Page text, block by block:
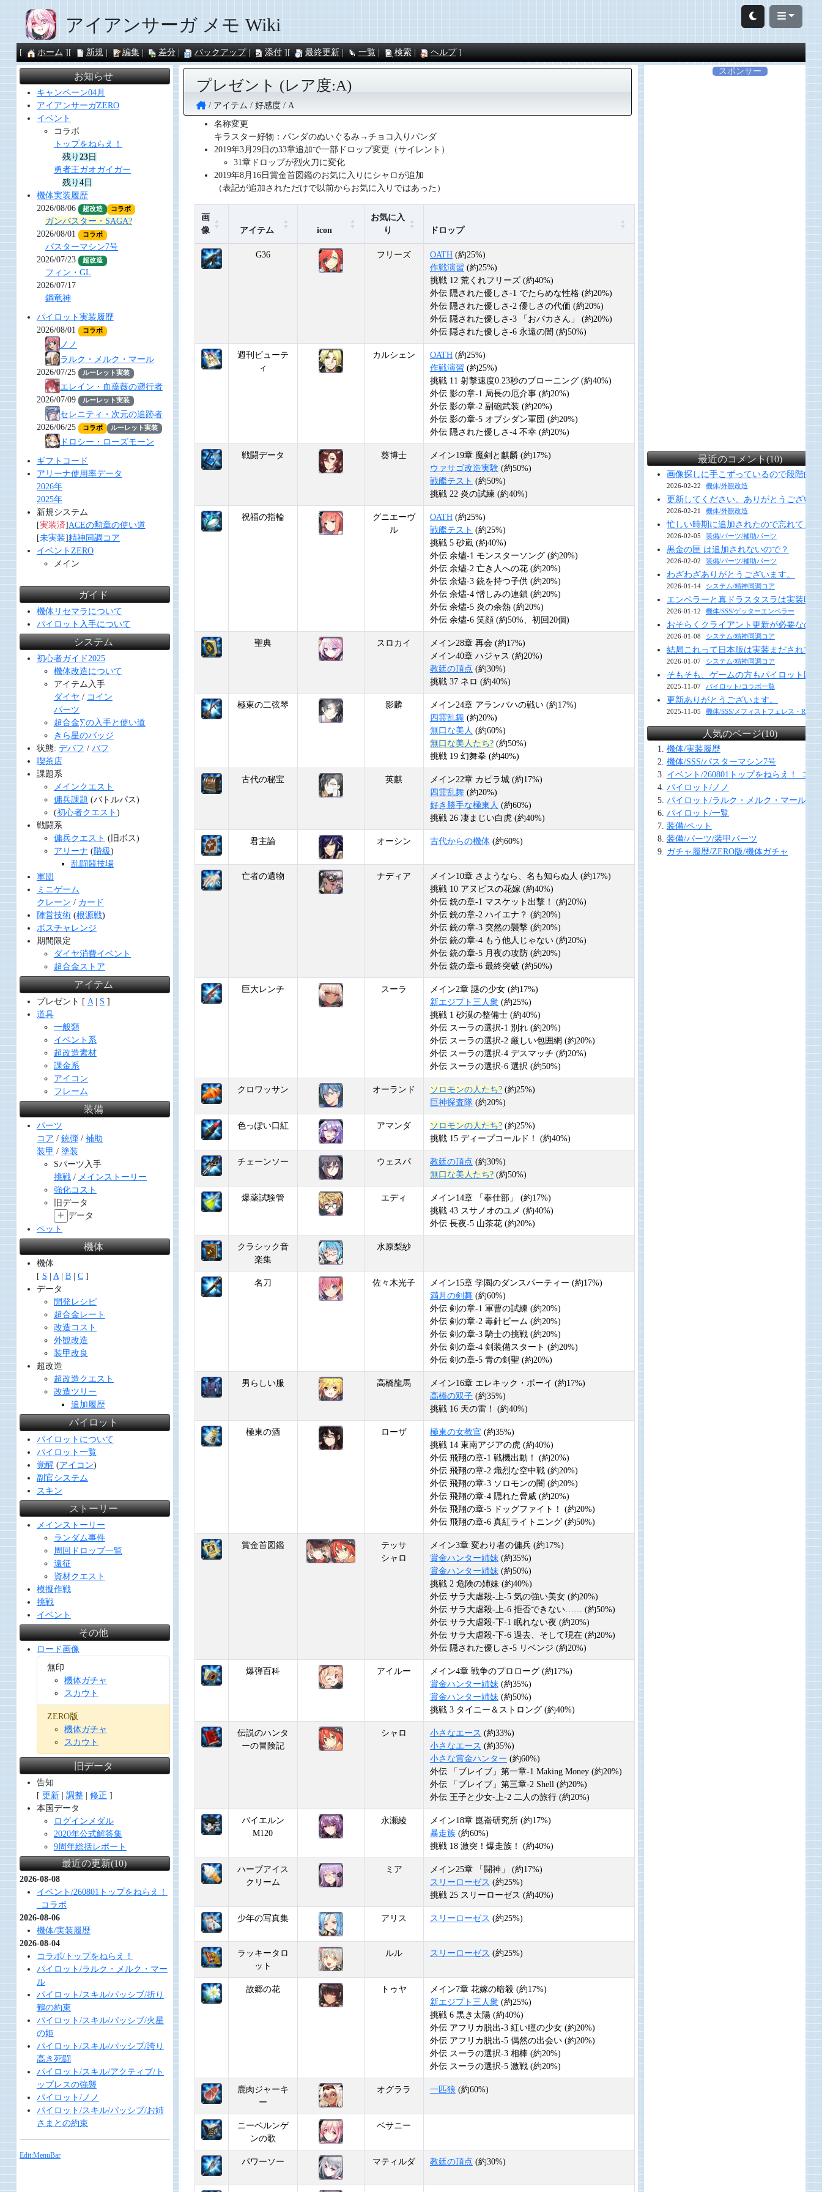
アイアンサーガ メモ Wiki
ホーム 新規 編集 差分 バックアップ 添付 最終更新 一覧 検索 ヘルプ
プレゼント (レア度:A)
アイテム 好感度
A
名称変更
キラスター好物：パンダのぬいぐるみ→チョコ入りパンダ
2019年3月29日の33章追加で一部ドロップ変更（サイレント）
31章ドロップが烈火刀に変化
2019年8月16日賞金首図鑑のお気に入りにシャロが追加
（表記が追加されただけで以前からお気に入りではあった）
画
像
アイテム icon
お気に入
り
ドロップ
G36 フリーズ OATH(約25%)
作戦演習 (約25%)
挑戦 12 荒くれフリーズ (約40%)
外伝 隠された優しさ-1 でたらめな性格 (約20%)
外伝 隠された優しさ-2 優しさの代価 (約20%)
外伝 隠された優しさ-3 「おバカさん」 (約20%)
外伝 隠された優しさ-6 永遠の闇 (約50%)
週刊ビューテ
ィ
カルシェン OATH(約25%)
作戦演習 (約25%)
挑戦 11 射撃速度0.23秒のブローニング (約40%)
外伝 影の章-1 局長の厄介事 (約20%)
外伝 影の章-2 副砲武装 (約20%)
外伝 影の章-5 オブシダン軍団 (約20%)
外伝 隠された優しさ-4 不幸 (約20%)
戦闘データ 葵博士
メイン19章 魔剣と麒麟 (約17%)
ウァサゴ改造実験(約50%)
戦艦テスト (約50%)
挑戦 22 炎の試練 (約40%)
祝福の指輪
グニエーヴ
ル
OATH(約25%)
戦艦テスト (約25%)
挑戦 5 砂嵐 (約40%)
外伝 余燼-1 モンスターソング (約20%)
外伝 余燼-2 亡き人への花 (約20%)
外伝 余燼-3 銃を持つ子供 (約20%)
外伝 余燼-4 憎しみの連鎖 (約20%)
外伝 余燼-5 炎の余熱 (約20%)
外伝 余燼-6 笑顔 (約50%、初回20個)
聖典 スロカイ
メイン28章 再会 (約17%)
メイン40章 ハジャス (約20%)
教廷の頂点 (約30%)
挑戦 37 ネロ (約40%)
極東の二弦琴 影麟
メイン24章 アランバハの戦い (約17%)
四霊乱舞(約20%)
無口な美人 (約60%)
無口な美人たち?(約50%)
挑戦 19 幻舞拳 (約40%)
古代の秘宝 英麒
メイン22章 カピラ城 (約17%)
四霊乱舞(約20%)
好き勝手な極東人 (約60%)
挑戦 26 凄まじい白虎 (約40%)
君主論 オーシン 古代からの機体(約60%)
亡者の遺物 ナディア
メイン10章 さようなら、名も知らぬ人 (約17%)
挑戦 10 アヌビスの花嫁 (約40%)
外伝 銃の章-1 マスケット出撃！ (約20%)
外伝 銃の章-2 ハイエナ？ (約20%)
外伝 銃の章-3 突然の襲撃 (約20%)
外伝 銃の章-4 もう他人じゃない (約20%)
外伝 銃の章-5 月夜の攻防 (約20%)
外伝 銃の章-6 最終突破 (約50%)
巨大レンチ スーラ
メイン2章 謎の少女 (約17%)
新エジプト三人衆(約25%)
挑戦 1 砂漠の整備士 (約40%)
外伝 スーラの選択-1 別れ (約20%)
外伝 スーラの選択-2 厳しい包囲網 (約20%)
外伝 スーラの選択-4 デスマッチ (約20%)
外伝 スーラの選択-6 選択 (約50%)
クロワッサン オーランド ソロモンの人たち?(約25%)
巨神探査隊(約20%)
色っぽい口紅 アマンダ ソロモンの人たち?(約25%)
挑戦 15 ディープコールド！ (約40%)
チェーンソー ウェスパ 教廷の頂点 (約30%)
無口な美人たち?(約50%)
爆薬試験管 エディ
メイン14章 「奉仕部」 (約17%)
挑戦 43 スサノオのユメ (約40%)
外伝 長夜-5 山茶花 (約20%)
クラシック音
楽集
水原梨紗
名刀 佐々木光子
メイン15章 学園のダンスパーティー (約17%)
満月の剣舞(約60%)
外伝 剣の章-1 軍曹の試練 (約20%)
外伝 剣の章-2 毒針ビーム (約20%)
外伝 剣の章-3 騎士の挑戦 (約20%)
外伝 剣の章-4 剣装備スタート (約20%)
外伝 剣の章-5 青の剣聖 (約20%)
男らしい服 高橋龍馬
メイン16章 エレキック・ボーイ (約17%)
高橋の双子(約35%)
挑戦 16 天の雷！ (約40%)
極東の酒 ローザ 極東の女教官 (約35%)
挑戦 14 東南アジアの虎 (約40%)
外伝 飛翔の章-1 戦機出動！ (約20%)
外伝 飛翔の章-2 熾烈な空中戦 (約20%)
外伝 飛翔の章-3 ソロモンの闇 (約20%)
外伝 飛翔の章-4 隠れた脅威 (約20%)
外伝 飛翔の章-5 ドッグファイト！ (約20%)
外伝 飛翔の章-6 真紅ライトニング (約50%)
賞金首図鑑
テッサ
シャロ
メイン3章 変わり者の傭兵 (約17%)
賞金ハンター姉妹 (約35%)
賞金ハンター姉妹 (約50%)
挑戦 2 危険の姉妹 (約40%)
外伝 サラ大虐殺-上-5 気の強い美女 (約20%)
外伝 サラ大虐殺-上-6 拒否できない…… (約50%)
外伝 サラ大虐殺-下-1 眠れない夜 (約20%)
外伝 サラ大虐殺-下-6 過去、そして現在 (約20%)
外伝 隠された優しさ-5 リベンジ (約20%)
爆弾百科 アイルー
メイン4章 戦争のプロローグ (約17%)
賞金ハンター姉妹 (約35%)
賞金ハンター姉妹 (約50%)
挑戦 3 タイニー＆ストロング (約40%)
伝説のハンタ
ーの冒険記
シャロ 小さなエース (約33%)
小さなエース (約35%)
小さな賞金ハンター (約60%)
外伝 「ブレイブ」第一章-1 Making Money (約20%)
外伝 「ブレイブ」第三章-2 Shell (約20%)
外伝 王子と少女-上-2 二人の旅行 (約20%)
バイエルン
M120
永瀬綾
メイン18章 崑崙研究所 (約17%)
暴走族(約60%)
挑戦 18 激突！爆走族！ (約40%)
ハーブアイス
クリーム
ミア
メイン25章 「闘神」 (約17%)
スリーローゼス (約25%)
挑戦 25 スリーローゼス (約40%)
少年の写真集 アリス スリーローゼス (約25%)
ラッキータロ
ット
ルル スリーローゼス (約25%)
故郷の花 トゥヤ
メイン7章 花嫁の暗殺 (約17%)
新エジプト三人衆(約25%)
挑戦 6 黒き太陽 (約40%)
外伝 アフリカ脱出-3 紅い瞳の少女 (約20%)
外伝 アフリカ脱出-5 偶然の出会い (約20%)
外伝 スーラの選択-3 相棒 (約20%)
外伝 スーラの選択-5 激戦 (約20%)
鹿肉ジャーキ
ー
オグララ 一匹狼 (約60%)
ニーベルンゲ
ンの歌
ベサニー
パワーソー マティルダ 教廷の頂点 (約30%)
お知らせ
キャンペーン04月
アイアンサーガZERO
イベント
コラボ
トップをねらえ！
残り 23日
勇者王ガオガイガー
残り 4日
機体実装履歴
2026/08/06
超改造 コラボ
ガンバスター・SAGA?
2026/08/01
コラボ
バスターマシン7号
2026/07/23
超改造
フィン・GL
2026/07/17
鋼竜神
パイロット実装履歴
2026/08/01
コラボ
ノノ
ラルク・メルク・マール
2026/07/25
ルーレット実装
エレイン・血薔薇の遡行者
2026/07/09
ルーレット実装
セレニティ・次元の追跡者
2026/06/25
コラボ ルーレット実装
ドロシー・ローズモーン
ギフトコード
アリーナ使用率データ
2026年
2025年
新規システム
[実装済]ACEの勲章の使い道
[未実装]精神同調コア
イベントZERO
メイン
ガイド
機体リセマラについて
パイロット入手について
システム
初心者ガイド2025
機体改造について
アイテム入手
ダイヤ / コイン
パーツ
超合金∑の入手と使い道
きら星のバッジ
状態: デバフ / バフ
喫茶店
課題系
メインクエスト
傭兵課題 (バトルパス)
(初心者クエスト )
戦闘系
傭兵クエスト (旧ボス)
アリーナ (階級)
乱闘競技場
軍団
ミニゲーム
クレーン / カード
陣営技術(根源戦)
ボスチャレンジ
期間限定
ダイヤ消費イベント
超合金ストア
アイテム
プレゼント [ A| S ]
道具
一般類
イベント系
超改造素材
課金系
アイコン
フレーム
装備
パーツ
コア / 銃弾/ 補助
装甲 / 塗装
Sパーツ入手
挑戦/ メインストーリー
強化コスト
旧データ
データ
ペット
機体
機体
[ S A| B| C]
データ
開発レシピ
超合金レート
改造コスト
外観改造
装甲改良
超改造
超改造クエスト
改造ツリー
追加履歴
パイロット
パイロットについて
パイロット一覧
覚醒 (アイコン)
副官システム
スキン
ストーリー
メインストーリー
ランダム事件
周回ドロップ一覧
遠征
資材クエスト
模擬作戦
挑戦
イベント
その他
ロード画像
無印
機体ガチャ
スカウト
ZERO版
機体ガチャ
スカウト
旧データ
告知
[ 更新| 調整| 修正 ]
本国データ
ログインメダル
2020年公式解答集
9周年総括レポート
最近の更新(10)
2026-08-08
イベント/260801トップをねらえ！
_コラボ
2026-08-06
機体/実装履歴
2026-08-04
コラボ/トップをねらえ！
パイロット/ラルク・メルク・マー
ル
パイロット/スキル/パッシブ/折り
鶴の約束
パイロット/スキル/パッシブ/火星
の姫
パイロット/スキル/パッシブ/誇り
高き死闘
パイロット/スキル/アクティブ/ト
ップレスの強襲
パイロット/ノノ
パイロット/スキル/パッシブ/お姉
さまとの約束
Edit:MenuBar
スポンサー
最近のコメント(10)
画像探しに手こずっているので段階的
2026-02-22 機体/外観改造
更新してください、ありがとうござい
2026-02-21 機体/外観改造
忙しい時期に追加されたので忘れてま
2026-02-05 装備/パーツ/補助パーツ
黒金の匣 は追加されないので？
2026-02-02 装備/パーツ/補助パーツ
わざわざありがとうございます。
2026-01-14 システム/精神同調コア
エンペラーと真ドラスタスラは実装時
2026-01-12 機体/SSS/ゲッターエンペラー
おそらくクライアント更新が必要なの
2026-01-08 システム/精神同調コア
結局これって日本版は実装まだされて
2026-01-07 システム/精神同調コア
そもそも、ゲームの方もパイロット図
2025-11-07 パイロット/コラボ一覧
更新ありがとうございます。
2025-11-05 機体/SSS/メフィストフェレス・R＆E
人気のページ(10)
機体/実装履歴
機体/SSS/バスターマシン7号
イベント/260801トップをねらえ！_コラ
パイロット/ノノ
パイロット/ラルク・メルク・マール
パイロット/一覧
装備/ペット
装備/パーツ/装甲パーツ
ガチャ履歴/ZERO版/機体ガチャ